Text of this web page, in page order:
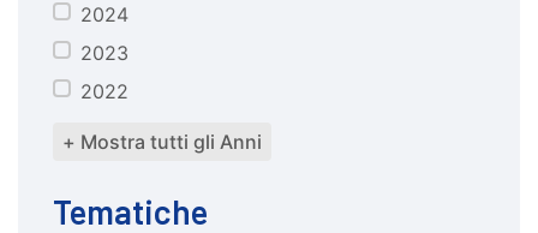
2024
2023
2022
+ Mostra tutti gli Anni
Tematiche